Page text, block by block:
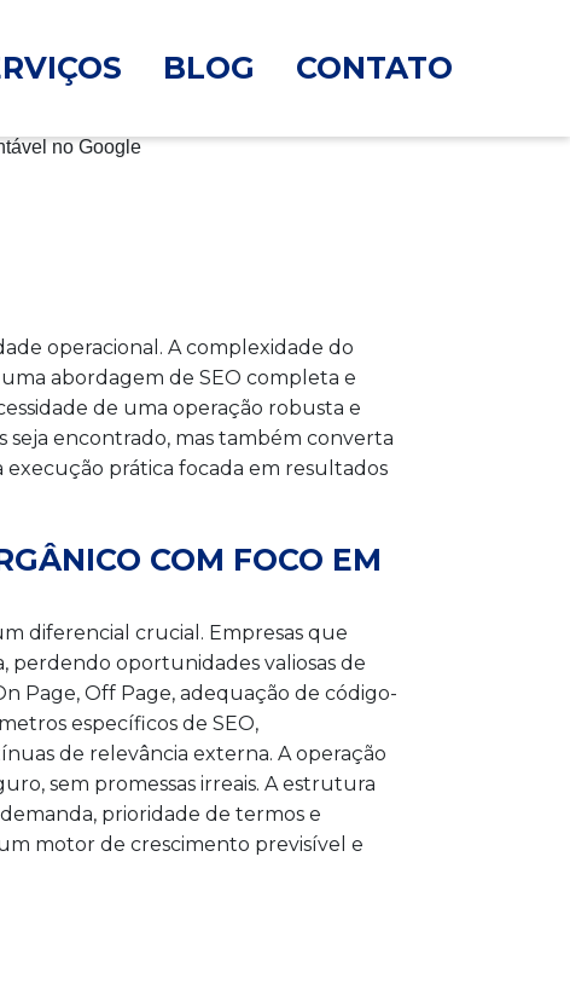
BLOG CONTATO
operacional. A complexidade do
abordagem de SEO completa e
de uma operação robusta e
seja encontrado, mas também converta
execução prática focada em resultados
COM FOCO EM
diferencial crucial. Empresas que
perdendo oportunidades valiosas de
Page, Off Page, adequação de código-
específicos de SEO,
de relevância externa. A operação
sem promessas irreais. A estrutura
prioridade de termos e
motor de crescimento previsível e